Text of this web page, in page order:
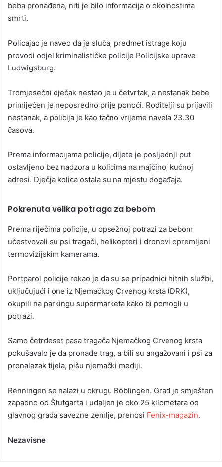
beba pronađena, niti je bilo informacija o okolnostima
smrti.
Policajac je naveo da je slučaj predmet istrage koju
provodi odjel kriminalističke policije Policijske uprave
Ludwigsburg.
Tromjesečni dječak nestao je u četvrtak, a nestanak bebe
primijećen je neposredno prije ponoći. Roditelji su prijavili
nestanak, a policija je kao tačno vrijeme navela 23.30
časova.
Prema informacijama policije, dijete je posljednji put
ostavljeno bez nadzora u kolicima na majčinoj kućnoj
adresi. Dječja kolica ostala su na mjestu događaja.
Pokrenuta velika potraga za bebom
Prema riječima policije, u opsežnoj potrazi za bebom
učestvovali su psi tragači, helikopteri i dronovi opremljeni
termovizijskim kamerama.
Portparol policije rekao je da su se pripadnici hitnih službi,
uključujući i one iz Njemačkog Crvenog krsta (DRK),
okupili na parkingu supermarketa kako bi pomogli u
potrazi.
Samo četrdeset pasa tragača Njemačkog Crvenog krsta
pokušavalo je da pronađe trag, a bili su angažovani i psi za
pronalazak tijela, pišu njemački mediji.
Renningen se nalazi u okrugu Böblingen. Grad je smješten
zapadno od Štutgarta i udaljen je oko 25 kilometara od
glavnog grada savezne zemlje, prenosi Fenix-magazin.
Nezavisne